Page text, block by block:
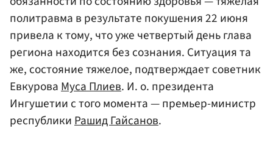
политравма в результате покушения 22 июня
привела к тому, что уже четвертый день глава
региона находится без сознания. Ситуация та
же, состояние тяжелое, подтверждает советник
Евкурова Муса Плиев. И. о. президента
Ингушетии с того момента — премьер-министр
республики Рашид Гайсанов.